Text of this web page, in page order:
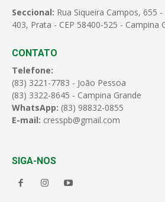
Seccional: Rua Siqueira Campos, 655
403, Prata - CEP 58400-525 - Campina
CONTATO
Telefone:
(83) 3221-7783 - João Pessoa
(83) 3322-8645 - Campina Grande
WhatsApp: (83) 98832-0855
E-mail: cresspb@gmail.com
SIGA-NOS